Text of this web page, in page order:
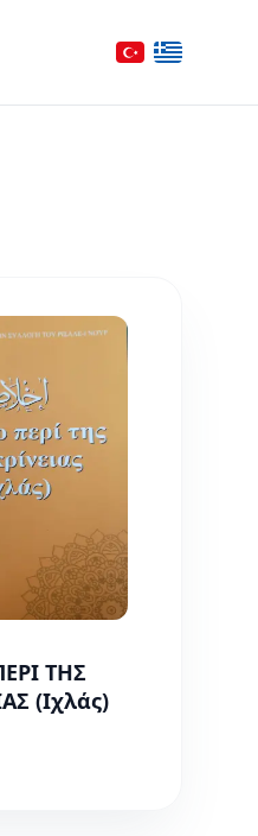
ΤΗΣ
(Ιχλάς)